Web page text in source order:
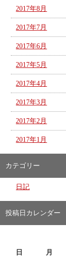
2017年8月
2017年7月
2017年6月
2017年5月
2017年4月
2017年3月
2017年2月
2017年1月
カテゴリー
日記
投稿日カレンダー
日 月